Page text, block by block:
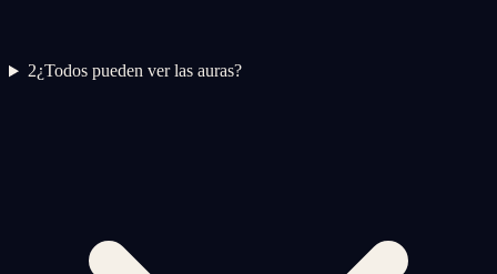
2¿Todos pueden ver las auras?